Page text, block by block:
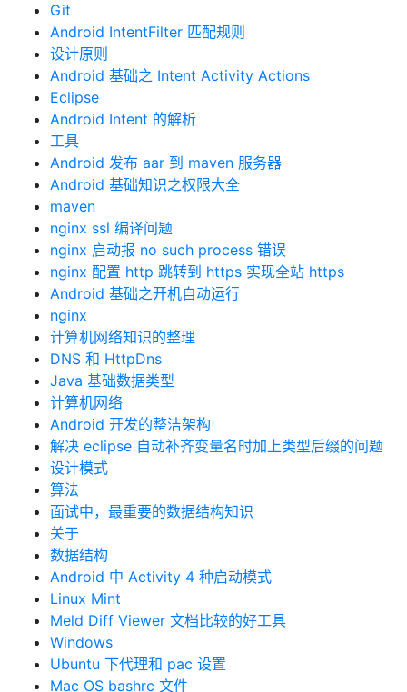
Git
Android IntentFilter 匹配规则
设计原则
Android 基础之 Intent Activity Actions
Eclipse
Android Intent 的解析
工具
Android 发布 aar 到 maven 服务器
Android 基础知识之权限大全
maven
nginx ssl 编译问题
nginx 启动报 no such process 错误
nginx 配置 http 跳转到 https 实现全站 https
Android 基础之开机自动运行
nginx
计算机网络知识的整理
DNS 和 HttpDns
Java 基础数据类型
计算机网络
Android 开发的整洁架构
解决 eclipse 自动补齐变量名时加上类型后缀的问题
设计模式
算法
面试中，最重要的数据结构知识
关于
数据结构
Android 中 Activity 4 种启动模式
Linux Mint
Meld Diff Viewer 文档比较的好工具
Windows
Ubuntu 下代理和 pac 设置
Mac OS bashrc 文件